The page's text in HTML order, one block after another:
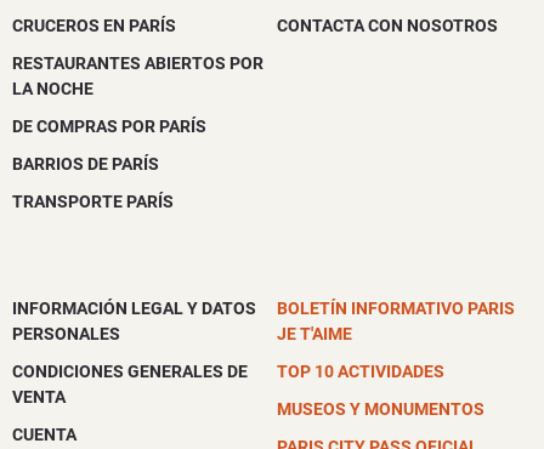
CRUCEROS EN PARÍS
RESTAURANTES ABIERTOS POR
LA NOCHE
DE COMPRAS POR PARÍS
BARRIOS DE PARÍS
TRANSPORTE PARÍS
CONTACTA CON NOSOTROS
INFORMACIÓN LEGAL Y DATOS
PERSONALES
CONDICIONES GENERALES DE
VENTA
CUENTA
BOLETÍN INFORMATIVO PARIS
JE T'AIME
TOP 10 ACTIVIDADES
MUSEOS Y MONUMENTOS